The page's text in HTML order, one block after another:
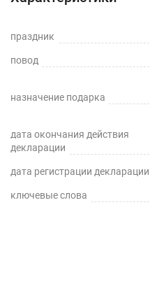
размеру на усадку.
праздник
повод
назначение подарка
дата окончания действия
декларации
дата регистрации декларации
ключевые слова